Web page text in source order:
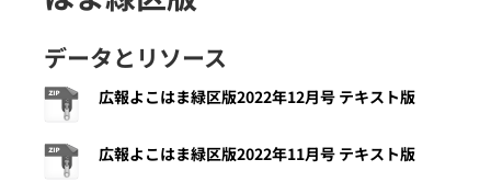
データとリソース
広報よこはま緑区版2022年12月号 テキスト版
広報よこはま緑区版2022年11月号 テキスト版